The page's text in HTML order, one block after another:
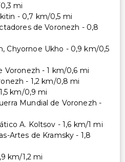
mi
- 0,7 km/0,5 mi
de Voronezh - 0,8
Chyornoe Ukho - 0,9 km/0,5
Voronezh - 1 km/0,6 mi
- 1,2 km/0,8 mi
km/0,9 mi
Mundial de Voronezh -
A. Koltsov - 1,6 km/1 mi
Artes de Kramsky - 1,8
km/1,2 mi